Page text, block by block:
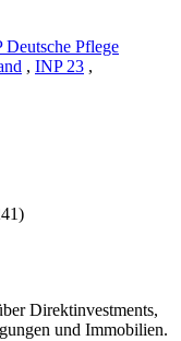
Deutsche Pflege
, INP 23 ,
Direktinvestments,
und Immobilien.